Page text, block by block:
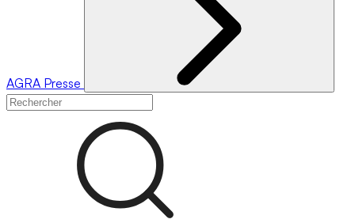
AGRA Presse